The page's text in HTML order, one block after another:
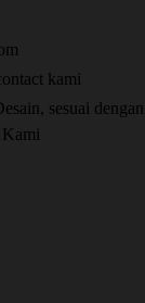
kami
sesuai dengan
Kami